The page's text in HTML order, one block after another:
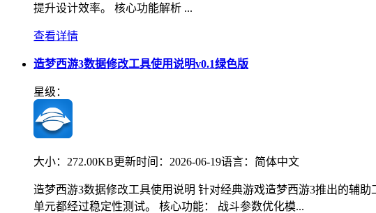
提升设计效率。 核心功能解析 ...
查看详情
造梦西游3数据修改工具使用说明v0.1绿色版
星级：
大小： 272.00KB更新时间： 2026-06-19语言： 简体中文
造梦西游3数据修改工具使用说明 针对经典游戏造梦西游3推出的辅
单元都经过稳定性测试。 核心功能： 战斗参数优化模...